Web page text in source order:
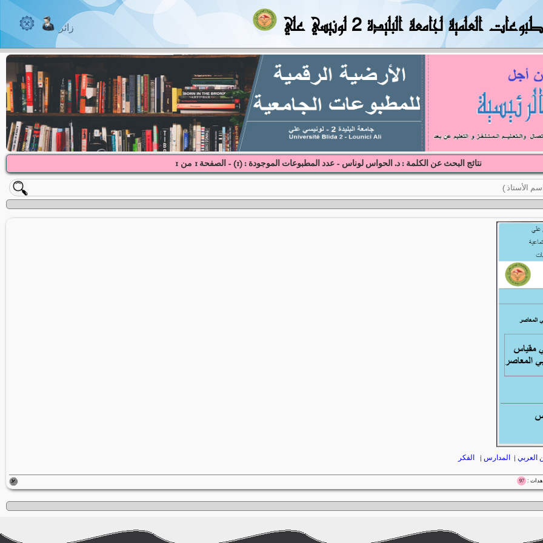
العلمية لجامعة البليدة 2 لونيسي علي زائر
نتائج البحث عن الكلمة : د. الحواس لوناس - عدد المطبوعات الموجودة : (1) - الصفحة 1 من 1
العربي | المدارس | الفكر
97